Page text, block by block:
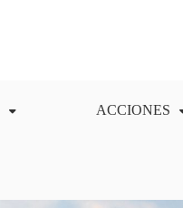
ACCIONES